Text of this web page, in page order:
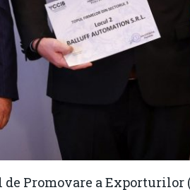
Promovare a Exporturilor